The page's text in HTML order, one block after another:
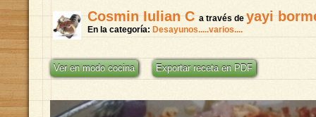
Cosmin Iulian C a través de yayi
En la categoría: Desayunos.....varios....
Ver en modo cocina Exportar receta en PDF